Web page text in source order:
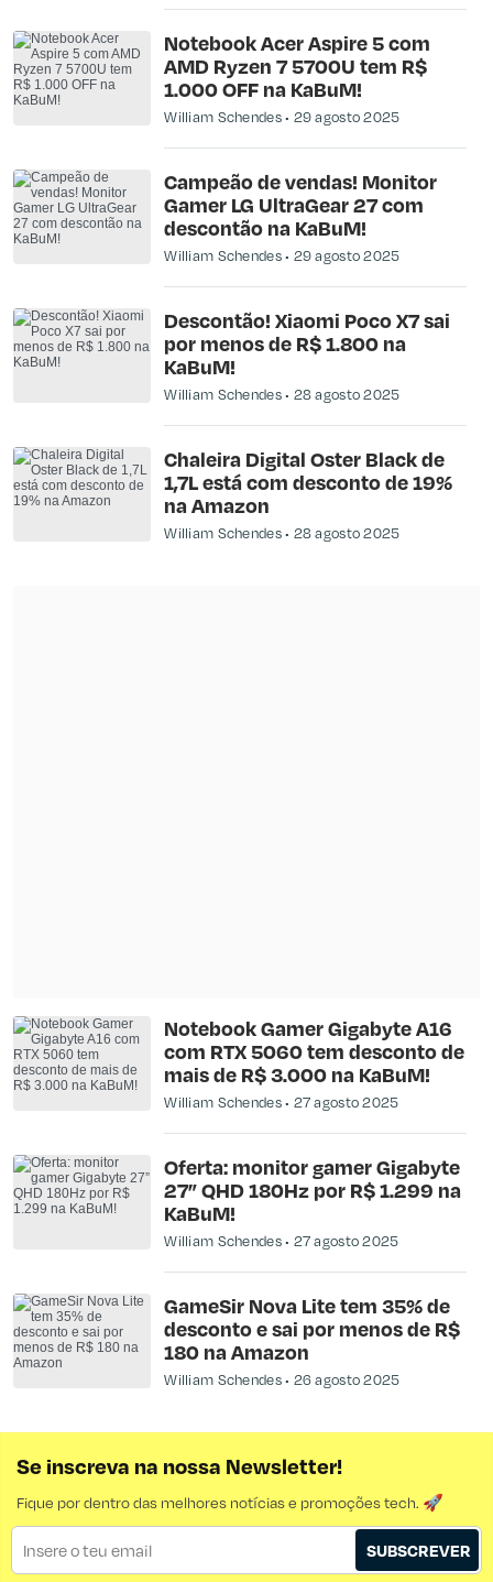
Notebook Acer Aspire 5 com
AMD Ryzen 7 5700U tem R$
1.000 OFF na KaBuM!
William Schendes 29 agosto 2025
Campeão de vendas! Monitor
Gamer LG UltraGear 27 com
descontão na KaBuM!
William Schendes 29 agosto 2025
Descontão! Xiaomi Poco X7 sai
por menos de R$ 1.800 na
KaBuM!
William Schendes 28 agosto 2025
Chaleira Digital Oster Black de
1,7L está com desconto de 19%
na Amazon
William Schendes 28 agosto 2025
Notebook Gamer Gigabyte A16
com RTX 5060 tem desconto de
mais de R$ 3.000 na KaBuM!
William Schendes 27 agosto 2025
Oferta: monitor gamer Gigabyte
27” QHD 180Hz por R$ 1.299 na
KaBuM!
William Schendes 27 agosto 2025
GameSir Nova Lite tem 35% de
desconto e sai por menos de R$
180 na Amazon
William Schendes 26 agosto 2025
Se inscreva na nossa Newsletter!
Fique por dentro das melhores notícias e promoções tech. 🚀
SUBSCREVER